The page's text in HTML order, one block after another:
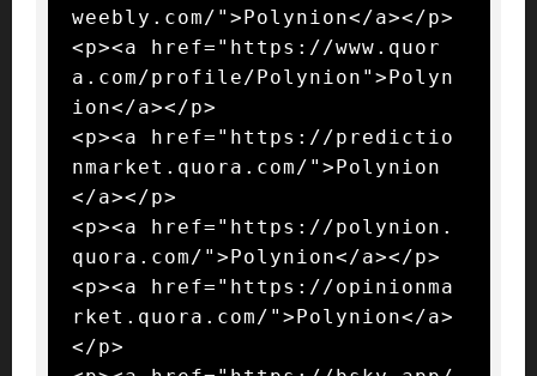
weebly.com/">Polynion</a></p>
<p><a href="https://www.quor
a.com/profile/Polynion">Polyn
ion</a></p>
<p><a href="https://predictio
nmarket.quora.com/">Polynion
</a></p>
<p><a href="https://polynion.
quora.com/">Polynion</a></p>
<p><a href="https://opinionma
rket.quora.com/">Polynion</a>
</p>